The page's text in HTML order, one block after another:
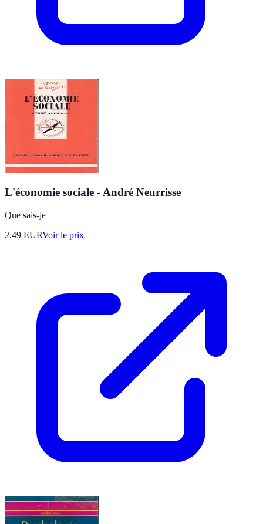
L'économie sociale - André Neurrisse
Que sais-je
2.49 EURVoir le prix